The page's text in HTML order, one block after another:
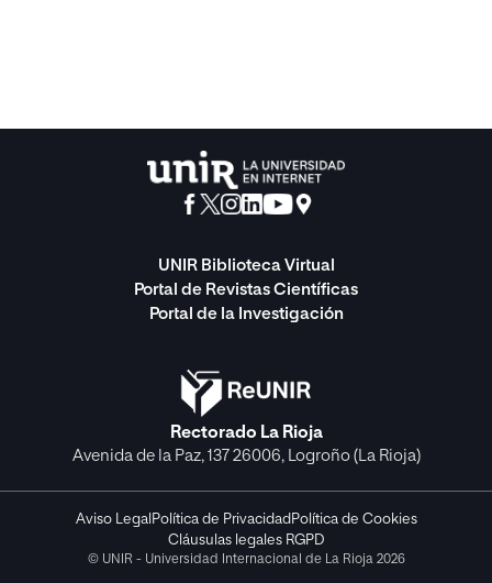
UNIR Biblioteca Virtual
Portal de Revistas Científicas
Portal de la Investigación
Rectorado La Rioja
Avenida de la Paz, 137 26006, Logroño (La Rioja)
Aviso Legal Política de Privacidad Política de Cookies
Cláusulas legales RGPD
© UNIR - Universidad Internacional de La Rioja 2026